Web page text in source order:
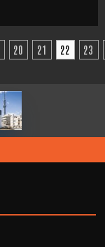
20 21 22 23